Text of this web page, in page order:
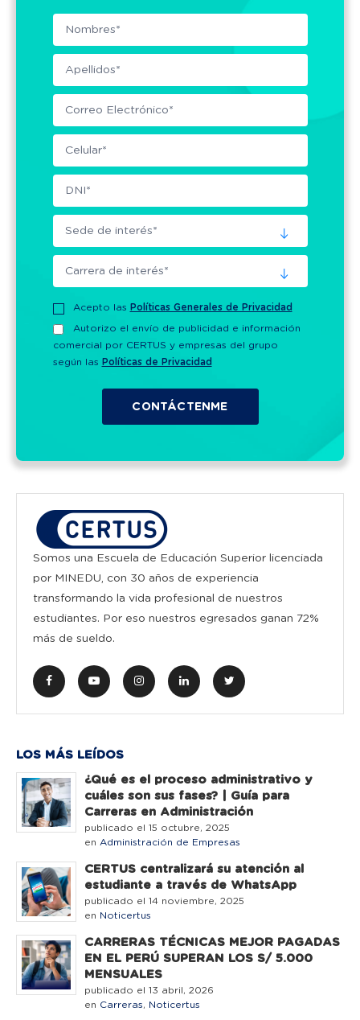
Acepto las Políticas Generales de Privacidad
Autorizo el envío de publicidad e información
comercial por CERTUS y empresas del grupo
según las Políticas de Privacidad
Somos una Escuela de Educación Superior licenciada
por MINEDU, con 30 años de experiencia
transformando la vida profesional de nuestros
estudiantes. Por eso nuestros egresados ganan 72%
más de sueldo.
LOS MÁS LEÍDOS
¿Qué es el proceso administrativo y
cuáles son sus fases? | Guía para
Carreras en Administración
publicado el 15 octubre, 2025
en Administración de Empresas
CERTUS centralizará su atención al
estudiante a través de WhatsApp
publicado el 14 noviembre, 2025
en Noticertus
CARRERAS TÉCNICAS MEJOR PAGADAS
EN EL PERÚ SUPERAN LOS S/ 5.000
MENSUALES
publicado el 13 abril, 2026
en Carreras, Noticertus